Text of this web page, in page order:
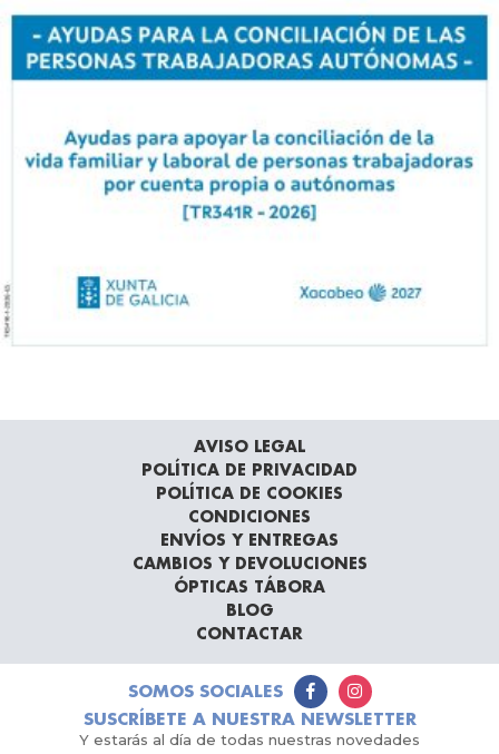
AVISO LEGAL
POLÍTICA DE PRIVACIDAD
POLÍTICA DE COOKIES
CONDICIONES
ENVÍOS Y ENTREGAS
CAMBIOS Y DEVOLUCIONES
ÓPTICAS TÁBORA
BLOG
CONTACTAR
SOMOS SOCIALES
SUSCRÍBETE A NUESTRA NEWSLETTER
Y estarás al día de todas nuestras novedades